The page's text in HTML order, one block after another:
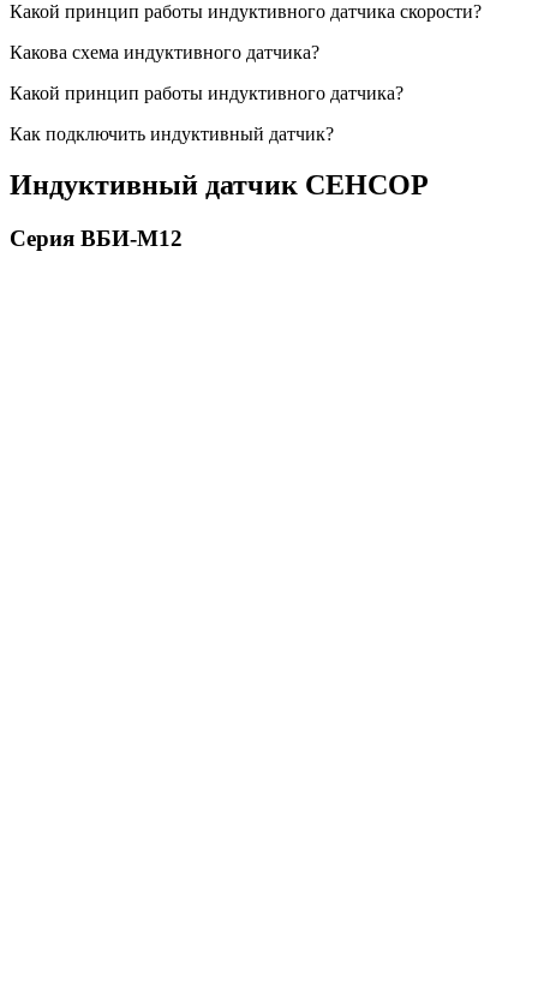
Какой принцип работы индуктивного датчика скорости?
Какова схема индуктивного датчика?
Какой принцип работы индуктивного датчика?
Как подключить индуктивный датчик?
Индуктивный датчик СЕНСОР
Серия ВБИ-М12